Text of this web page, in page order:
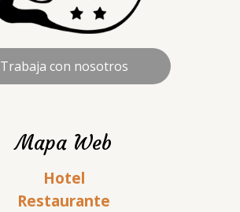
Trabaja con nosotros
Mapa Web
Hotel
Restaurante